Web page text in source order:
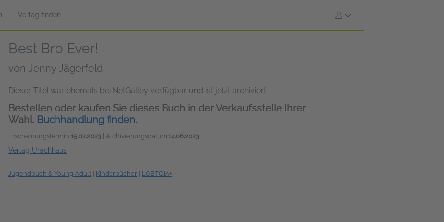
Verlag finden
Best Bro Ever!
von Jenny Jägerfeld
Dieser Titel war ehemals bei NetGalley verfügbar und ist jetzt archiviert.
Bestellen oder kaufen Sie dieses Buch in der Verkaufsstelle Ihrer
Wahl. Buchhandlung finden.
Erscheinungstermin 15.02.2023 | Archivierungsdatum 14.06.2023
Verlag Urachhaus
Jugendbuch & Young Adult Kinderbücher LGBTQIA+